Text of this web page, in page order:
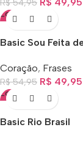
R$54,95
-9%
Basic Sou Feita
Coração, Frases
R$54,95 R$ 49,95
-9%
Basic Rio Brasil